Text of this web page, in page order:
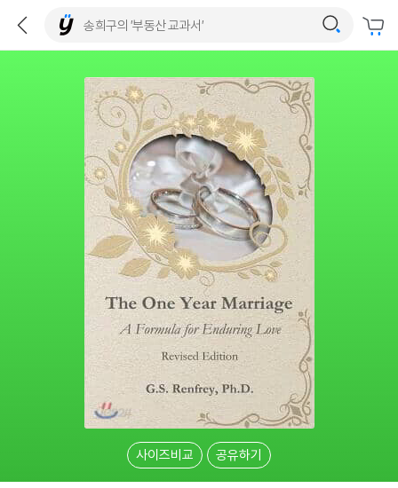
사이즈비교 공유하기